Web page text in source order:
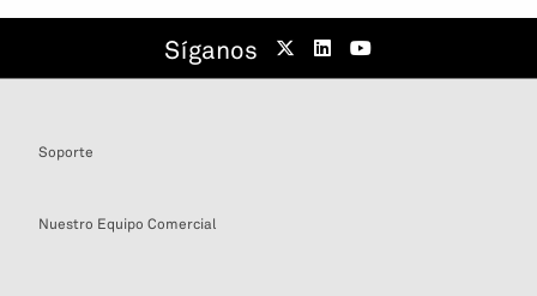
Síganos
Soporte
Nuestro Equipo Comercial